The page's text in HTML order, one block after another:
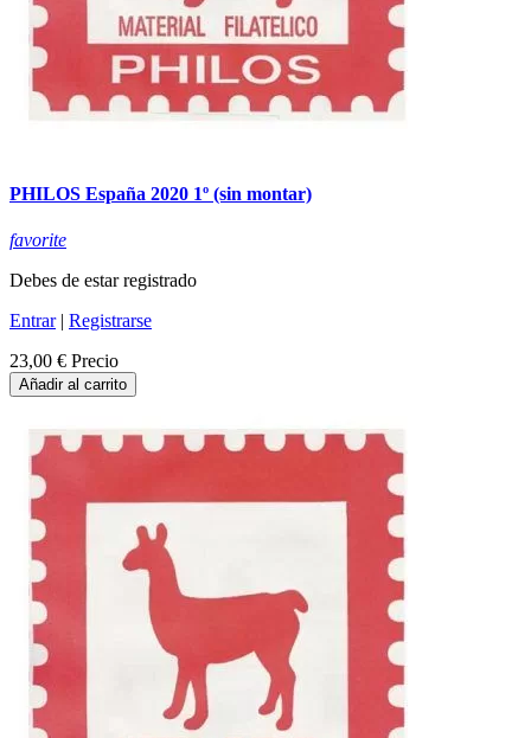
PHILOS España 2020 1º (sin montar)
favorite
Debes de estar registrado
Entrar| Registrarse
23,00 € Precio
Añadir al carrito